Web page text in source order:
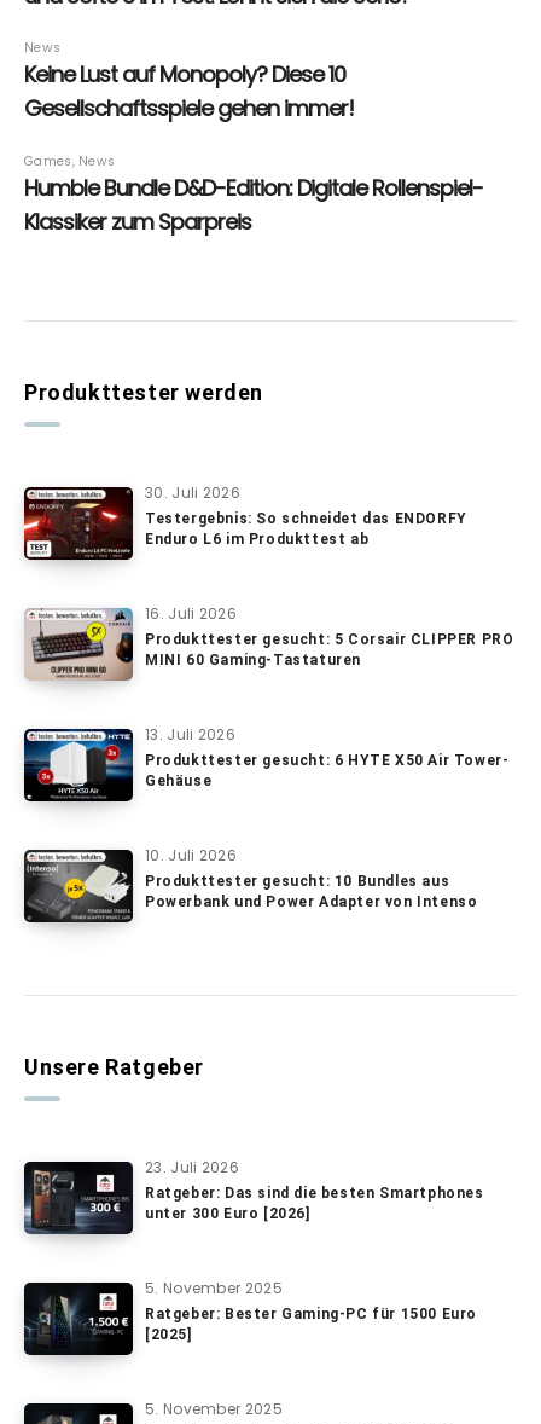
Produkttester werden
30. Juli 2026
Testergebnis: So schneidet das ENDORFY
Enduro L6 im Produkttest ab
16. Juli 2026
Produkttester gesucht: 5 Corsair CLIPPER PRO
MINI 60 Gaming-Tastaturen
13. Juli 2026
Produkttester gesucht: 6 HYTE X50 Air Tower-
Gehäuse
10. Juli 2026
Produkttester gesucht: 10 Bundles aus
Powerbank und Power Adapter von Intenso
Unsere Ratgeber
23. Juli 2026
Ratgeber: Das sind die besten Smartphones
unter 300 Euro [2026]
5. November 2025
Ratgeber: Bester Gaming-PC für 1500 Euro
[2025]
5. November 2025